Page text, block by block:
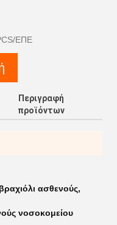
ΕΠΕ
Περιγραφή
προϊόντων
ασθενούς,
νοσοκομείου